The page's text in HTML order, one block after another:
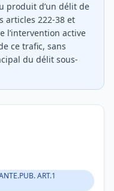
produit d’un délit de
articles 222-38 et
l’intervention active
ce trafic, sans
du délit sous-
ART.1